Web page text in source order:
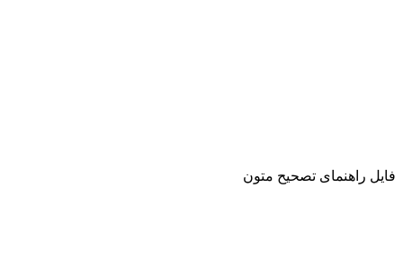
فایل راهنمای تصحیح متون